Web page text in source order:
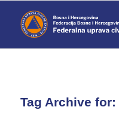
Tag Archive for: